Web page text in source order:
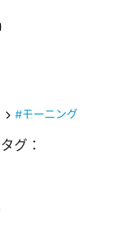
#モーニング
グ：